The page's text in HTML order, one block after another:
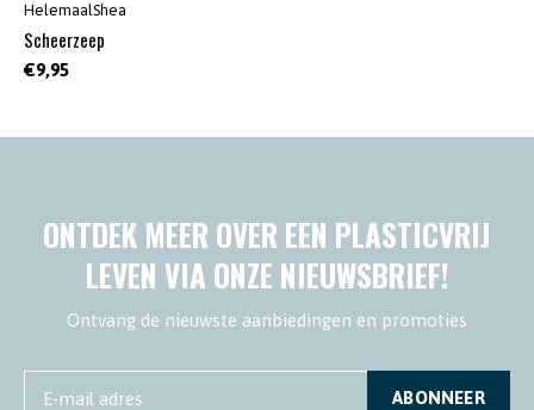
HelemaalShea
Scheerzeep
€9,95
ONTDEK MEER OVER EEN PLASTICVRIJ
LEVEN VIA ONZE NIEUWSBRIEF!
Ontvang de nieuwste aanbiedingen en promoties
ABONNEER